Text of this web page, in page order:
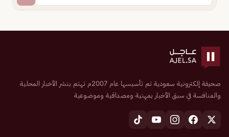
صحيفة إلكترونية سعودية تم تأسيسها عام 2007م تهتم بنشر الأخبار المحلية
والمنافسة في سبق الأخبار بمهنية ومصداقية وموضوعية